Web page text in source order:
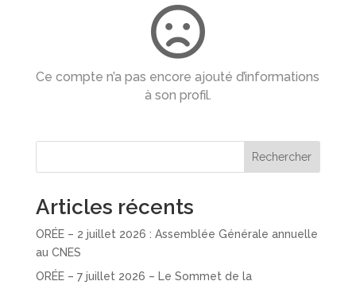
Ce compte n’a pas encore ajouté d’informations
à son profil.
Rechercher
Articles récents
ORÉE – 2 juillet 2026 : Assemblée Générale annuelle
au CNES
ORÉE – 7 juillet 2026 – Le Sommet de la